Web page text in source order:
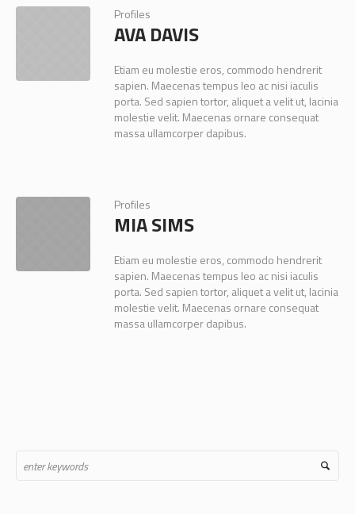
Profiles
AVA DAVIS
Etiam eu molestie eros, commodo hendrerit
sapien. Maecenas tempus leo ac nisi iaculis
porta. Sed sapien tortor, aliquet a velit ut, lacinia
molestie velit. Maecenas ornare consequat
massa ullamcorper dapibus.
Profiles
MIA SIMS
Etiam eu molestie eros, commodo hendrerit
sapien. Maecenas tempus leo ac nisi iaculis
porta. Sed sapien tortor, aliquet a velit ut, lacinia
molestie velit. Maecenas ornare consequat
massa ullamcorper dapibus.